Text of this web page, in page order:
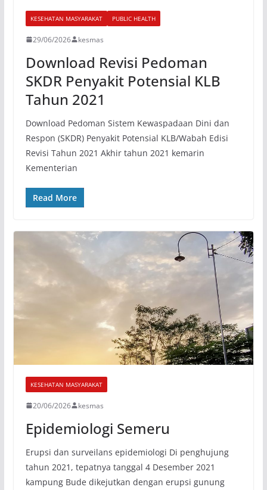
KESEHATAN MASYARAKAT PUBLIC HEALTH
29/06/2026 kesmas
Download Revisi Pedoman
SKDR Penyakit Potensial KLB
Tahun 2021
Download Pedoman Sistem Kewaspadaan Dini dan
Respon (SKDR) Penyakit Potensial KLB/Wabah Edisi
Revisi Tahun 2021 Akhir tahun 2021 kemarin
Kementerian
Read More
KESEHATAN MASYARAKAT
20/06/2026 kesmas
Epidemiologi Semeru
Erupsi dan surveilans epidemiologi Di penghujung
tahun 2021, tepatnya tanggal 4 Desember 2021
kampung Bude dikejutkan dengan erupsi gunung